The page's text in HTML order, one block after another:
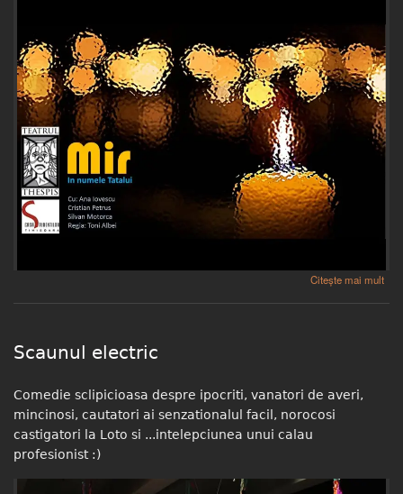
Citește mai mult
Scaunul electric
Comedie sclipicioasa despre ipocriti, vanatori de averi,
mincinosi, cautatori ai senzationalul facil, norocosi
castigatori la Loto si ...intelepciunea unui calau
profesionist :)